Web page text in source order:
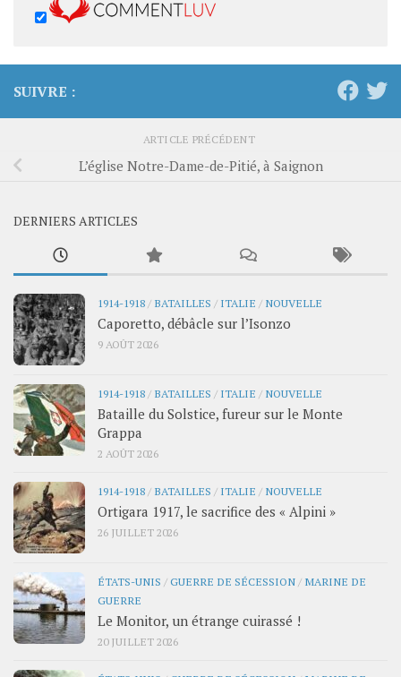
SUIVRE :
ARTICLE PRÉCÉDENT
L’église Notre-Dame-de-Pitié, à Saignon
DERNIERS ARTICLES
1914-1918 / BATAILLES / ITALIE / NOUVELLE
Caporetto, débâcle sur l’Isonzo
9 AOÛT 2026
1914-1918 / BATAILLES / ITALIE / NOUVELLE
Bataille du Solstice, fureur sur le Monte
Grappa
2 AOÛT 2026
1914-1918 / BATAILLES / ITALIE / NOUVELLE
Ortigara 1917, le sacrifice des « Alpini »
26 JUILLET 2026
ÉTATS-UNIS /GUERRE DE SÉCESSION / MARINE DE
GUERRE
Le Monitor, un étrange cuirassé !
20 JUILLET 2026